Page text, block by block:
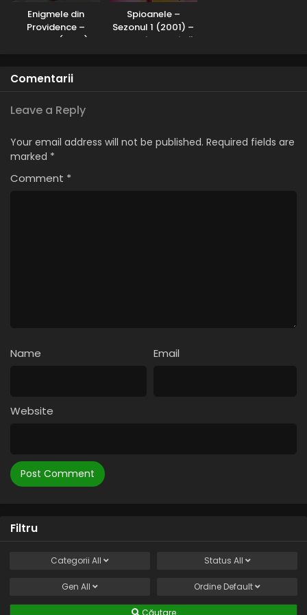
Naruto – Sezonul 1 Episodul 99 – Voința focului
încă arde
Eps 99 - Voința focului încă arde - 5 August, 2025
- 5 August, 2025
Naruto – Sezonul 1 Episodul 96 – Impas: Șaninul
Înțelegerea a picat
Naruto – Sezonul 1 Episodul 91 – Moștenire:
Colierul morții
2025
Naruto – Sezonul 1 Episodul 89 – O alegere
Enigmele din
Providence –
Sezonul 1 (2001) –
Spioanele –
Sezonul 1 (2001) –
Dublat în Română
Comentarii
Leave a Reply
Your email address will not be published. Required fields are
marked *
Comment *
Name Email
Website
Filtru
Categorii All Status All
Gen All Ordine Default